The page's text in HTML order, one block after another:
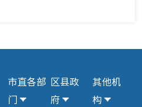
市直各部
门
区县政
府
其他机
构